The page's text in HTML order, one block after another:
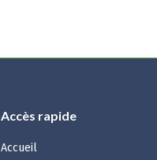
Accès rapide
Accueil